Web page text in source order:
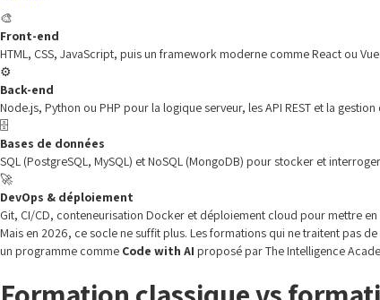
🎨
Front-end
HTML, CSS, JavaScript, puis un framework moderne comme React ou
⚙️
Back-end
Node.js, Python ou PHP pour la logique serveur, les API REST et la
🗄️
Bases de données
SQL (PostgreSQL, MySQL) et NoSQL (MongoDB) pour stocker et
🚀
DevOps & déploiement
Git, CI/CD, conteneurisation Docker et déploiement cloud pour mettre
Mais en 2026, ce socle ne suffit plus. Les formations qui ne traitent pas
un programme comme Code with AI proposé par The Intelligence